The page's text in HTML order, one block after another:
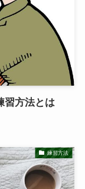
習方法とは
練習方法